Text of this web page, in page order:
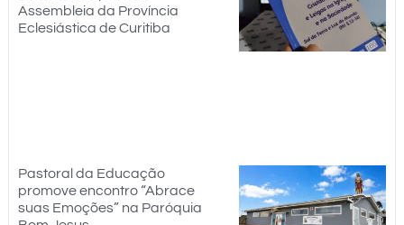
Assembleia da Província
Eclesiástica de Curitiba
Pastoral da Educação
promove encontro “Abrace
suas Emoções” na Paróquia